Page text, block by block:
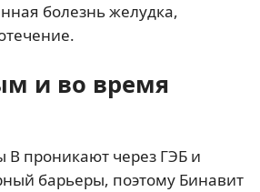
болезнь желудка,
и во время
проникают через ГЭБ и
барьеры, поэтому Бинавит